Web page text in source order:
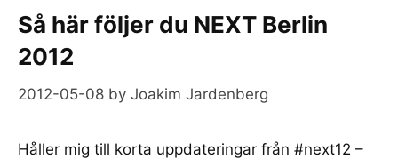
Så här följer du NEXT Berlin
2012
2012-05-08 by Joakim Jardenberg
Håller mig till korta uppdateringar från #next12 –